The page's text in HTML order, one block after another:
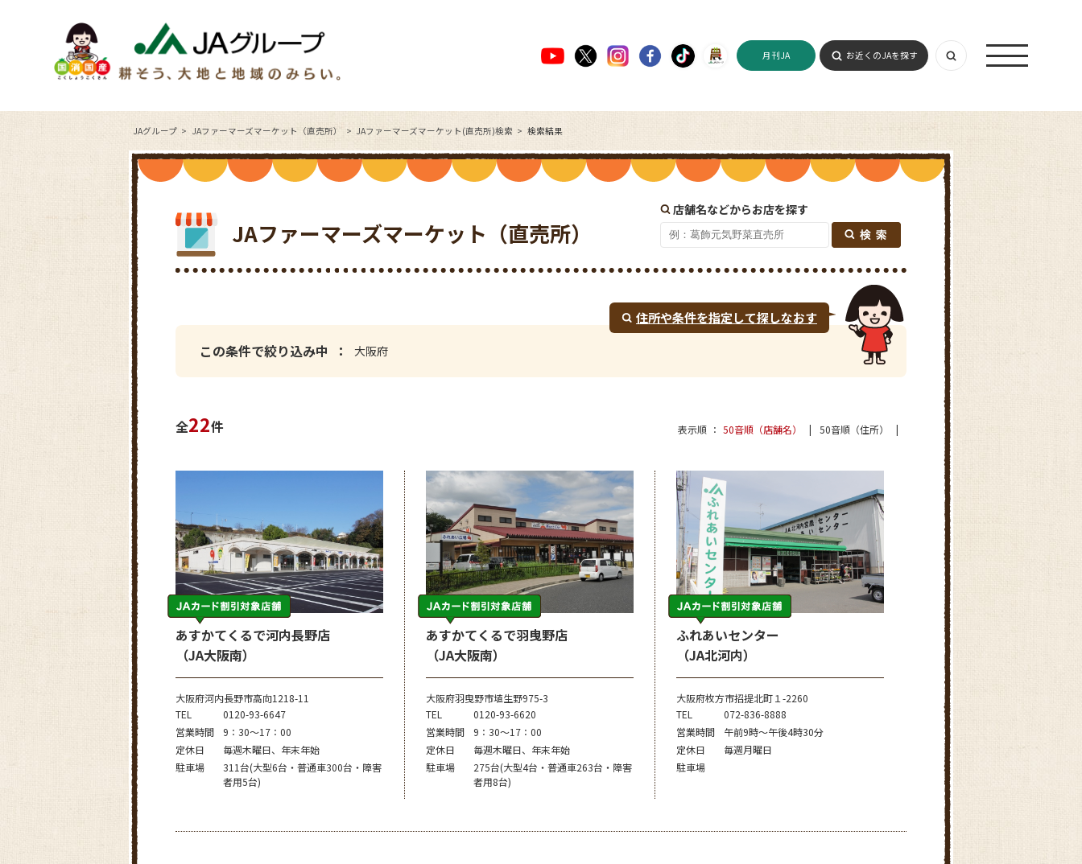
月刊JA お近くのJAを探す
JAグループ JAファーマーズマーケット（直売所） JAファーマーズマーケット(直売所)検索 検索結果
JAファーマーズマーケット（直売所）
店舗名などからお店を探す
この条件で絞り込み中 大阪府
住所や条件を指定して探しなおす
全22件 表示順 50音順（店舗名） 50音順（住所）
あすかてくるで河内長野店
（JA大阪南）
大阪府河内長野市高向1218-11
TEL
0120-93-6647
営業時間
9：30～17：00
定休日
毎週木曜日、年末年始
駐車場
311台(大型6台・普通車300台・障害
者用5台)
あすかてくるで羽曳野店
（JA大阪南）
大阪府羽曳野市埴生野975-3
TEL
0120-93-6620
営業時間
9：30～17：00
定休日
毎週木曜日、年末年始
駐車場
275台(大型4台・普通車263台・障害
者用8台)
ふれあいセンター
（JA北河内）
大阪府枚方市招提北町１-2260
TEL
072-836-8888
営業時間
午前9時～午後4時30分
定休日
毎週月曜日
駐車場